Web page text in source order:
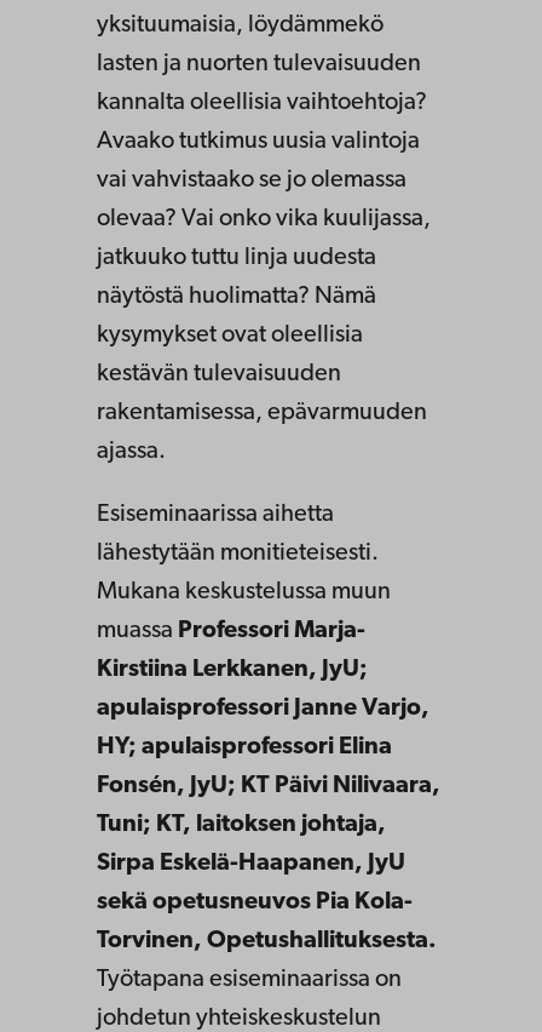
yksituumaisia, löydämmekö
lasten ja nuorten tulevaisuuden
kannalta oleellisia vaihtoehtoja?
Avaako tutkimus uusia valintoja
vai vahvistaako se jo olemassa
olevaa? Vai onko vika kuulijassa,
jatkuuko tuttu linja uudesta
näytöstä huolimatta? Nämä
kysymykset ovat oleellisia
kestävän tulevaisuuden
rakentamisessa, epävarmuuden
ajassa.
Esiseminaarissa aihetta
lähestytään monitieteisesti.
Mukana keskustelussa muun
muassa Professori Marja-
Kirstiina Lerkkanen, JyU;
apulaisprofessori Janne Varjo,
HY; apulaisprofessori Elina
Fonsén, JyU; KT Päivi Nilivaara,
Tuni; KT, laitoksen johtaja,
Sirpa Eskelä-Haapanen, JyU
sekä opetusneuvos Pia Kola-
Torvinen, Opetushallituksesta.
Työtapana esiseminaarissa on
johdetun yhteiskeskustelun